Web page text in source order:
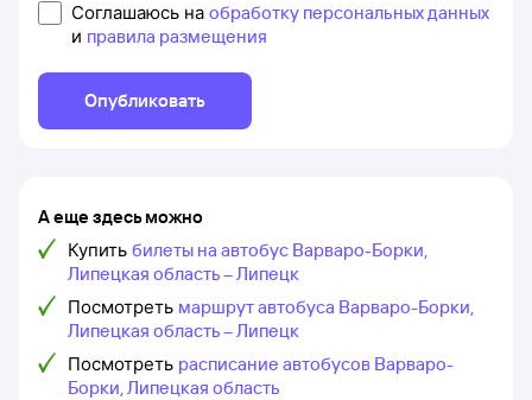
Соглашаюсь на обработку персональных данных
и правила размещения
Опубликовать
А еще здесь можно
Купить билеты на автобус Варваро-Борки,
Липецкая область – Липецк
Посмотреть маршрут автобуса Варваро-Борки,
Липецкая область – Липецк
Посмотреть расписание автобусов Варваро-
Борки, Липецкая область